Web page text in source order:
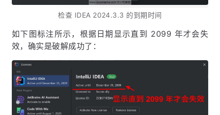
检查 IDEA 2024.3.3 的到期时间
如下图标注所示，根据日期显示直到 2099 年才会失
效，确实是破解成功了：